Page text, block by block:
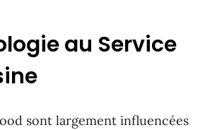
au Service
sont largement influencées